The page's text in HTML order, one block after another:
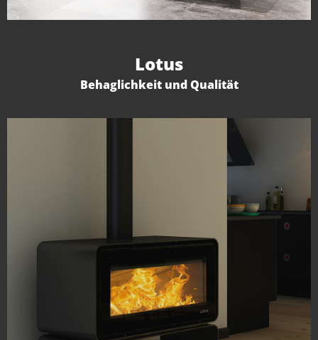
Lotus
Behaglichkeit und Qualität